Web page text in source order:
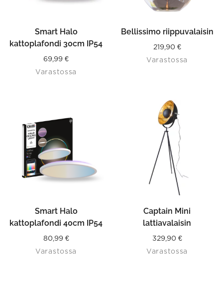
Smart Halo
kattoplafondi 30cm IP54
69,99 €
Varastossa
Bellissimo riippuvalaisin
219,90 €
Varastossa
Smart Halo
kattoplafondi 40cm IP54
80,99 €
Varastossa
Captain Mini
lattiavalaisin
329,90 €
Varastossa